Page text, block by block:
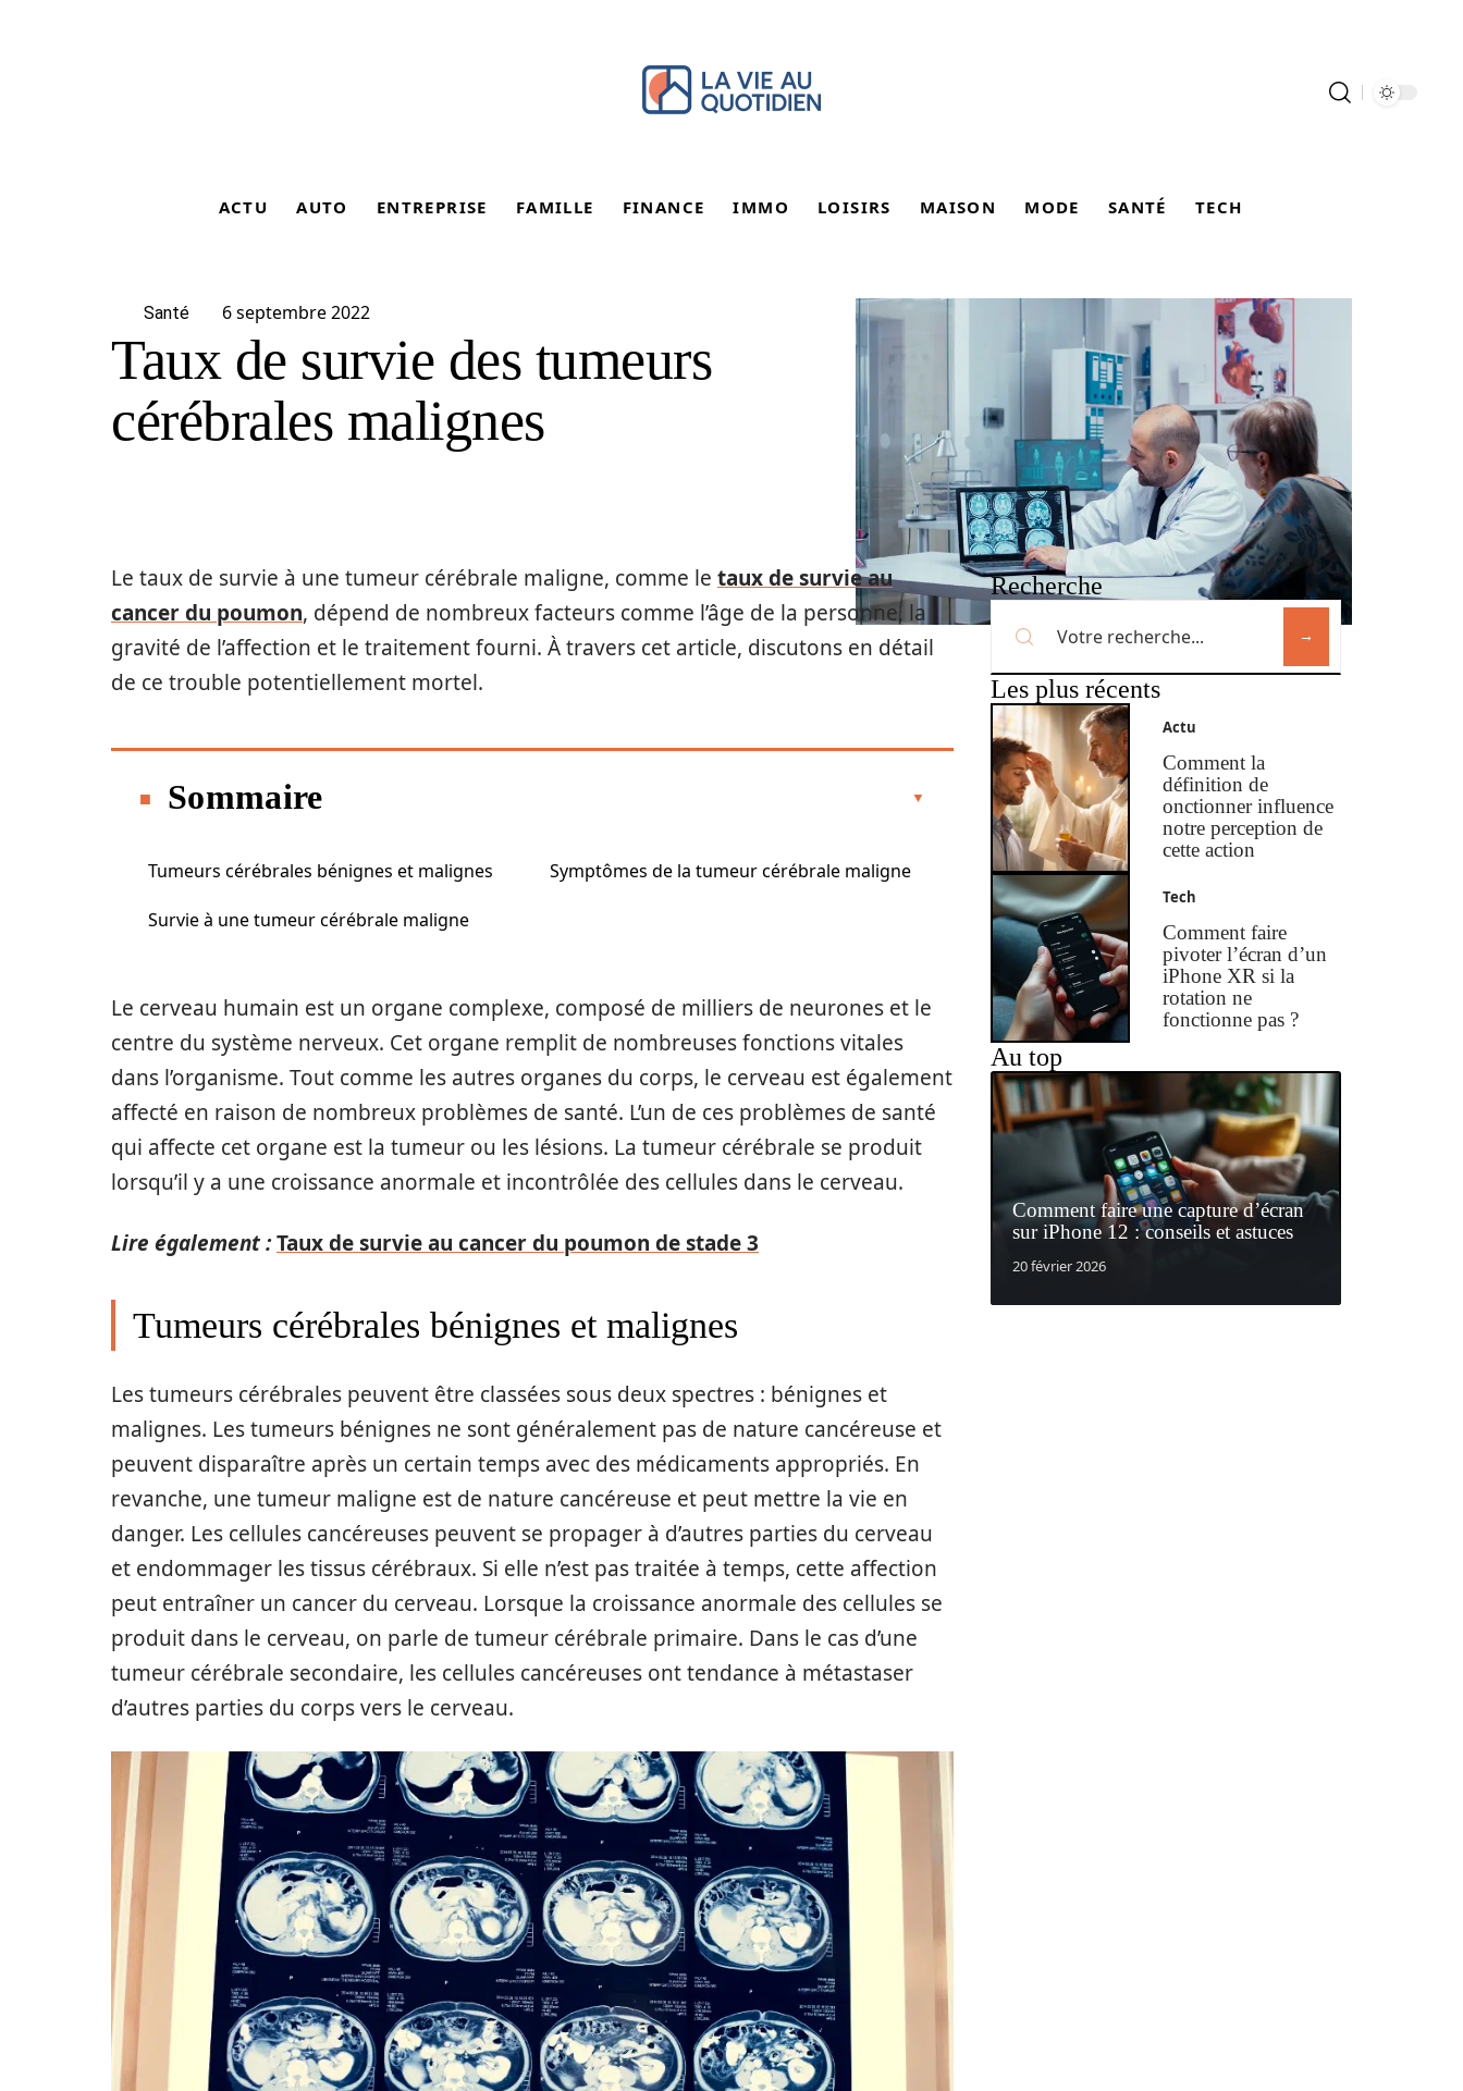
ACTU AUTO ENTREPRISE FAMILLE FINANCE IMMO LOISIRS MAISON MODE SANTÉ TECH
Santé 6 septembre 2022
Taux de survie des tumeurs
cérébrales malignes
Le taux de survie à une tumeur cérébrale maligne, comme le taux de survie au
cancer du poumon, dépend de nombreux facteurs comme l’âge de la personne, la
gravité de l’affection et le traitement fourni. À travers cet article, discutons en détail
de ce trouble potentiellement mortel.
Sommaire
Tumeurs cérébrales bénignes et malignes
Survie à une tumeur cérébrale maligne
Symptômes de la tumeur cérébrale maligne
Le cerveau humain est un organe complexe, composé de milliers de neurones et le
centre du système nerveux. Cet organe remplit de nombreuses fonctions vitales
dans l’organisme. Tout comme les autres organes du corps, le cerveau est également
affecté en raison de nombreux problèmes de santé. L’un de ces problèmes de santé
qui affecte cet organe est la tumeur ou les lésions. La tumeur cérébrale se produit
lorsqu’il y a une croissance anormale et incontrôlée des cellules dans le cerveau.
Lire également :Taux de survie au cancer du poumon de stade 3
Tumeurs cérébrales bénignes et malignes
Les tumeurs cérébrales peuvent être classées sous deux spectres : bénignes et
malignes. Les tumeurs bénignes ne sont généralement pas de nature cancéreuse et
peuvent disparaître après un certain temps avec des médicaments appropriés. En
revanche, une tumeur maligne est de nature cancéreuse et peut mettre la vie en
danger. Les cellules cancéreuses peuvent se propager à d’autres parties du cerveau
et endommager les tissus cérébraux. Si elle n’est pas traitée à temps, cette affection
peut entraîner un cancer du cerveau. Lorsque la croissance anormale des cellules se
produit dans le cerveau, on parle de tumeur cérébrale primaire. Dans le cas d’une
tumeur cérébrale secondaire, les cellules cancéreuses ont tendance à métastaser
d’autres parties du corps vers le cerveau.
Recherche
Les plus récents
Actu
Comment la
définition de
onctionner influence
notre perception de
cette action
Tech
Comment faire
pivoter l’écran d’un
iPhone XR si la
rotation ne
fonctionne pas ?
Au top
Comment faire une capture d’écran
sur iPhone 12 : conseils et astuces
20 février 2026